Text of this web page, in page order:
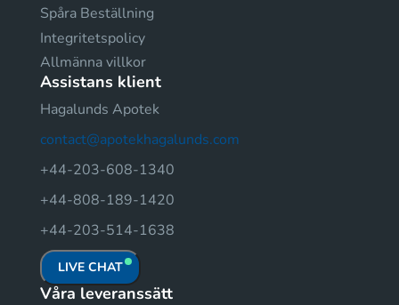
Spåra Beställning
Integritetspolicy
Allmänna villkor
Assistans klient
Hagalunds Apotek
contact@apotekhagalunds.com
+44-203-608-1340
+44-808-189-1420
+44-203-514-1638
LIVE CHAT
Våra leveranssätt